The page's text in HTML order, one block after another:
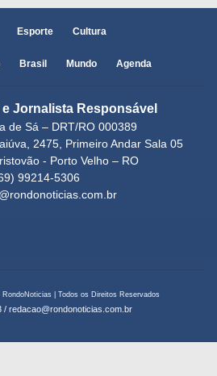
Esporte Cultura
Brasil Mundo Agenda
e Jornalista Responsável
de Sá – DRT/RO 000389
2475, Primeiro Andar Sala 05
- Porto Velho – RO
99214-5306
| Todos os Direitos Reservados
/ redacao@rondonoticias.com.br